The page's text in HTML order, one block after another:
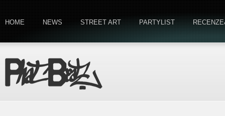
HOME NEWS STREET ART PARTYLIST